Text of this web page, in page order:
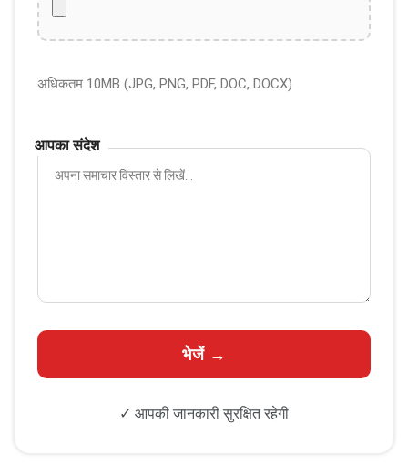
अधिकतम 10MB (JPG, PNG, PDF, DOC, DOCX)
आपका संदेश
✓ आपकी जानकारी सुरक्षित रहेगी